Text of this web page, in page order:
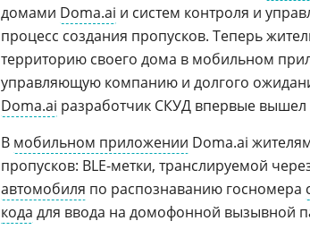
домами Doma.ai и систем контроля и
процесс создания пропусков. Теперь
территорию своего дома в мобильном
управляющую компанию и долгого
Doma.ai разработчик СКУД впервые вышел
В мобильном приложении Doma.ai
пропусков: BLE-метки, транслируемой
автомобиля по распознаванию госномера
кода для ввода на домофонной вызывной